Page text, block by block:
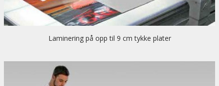
Laminering på opp til 9 cm tykke plater